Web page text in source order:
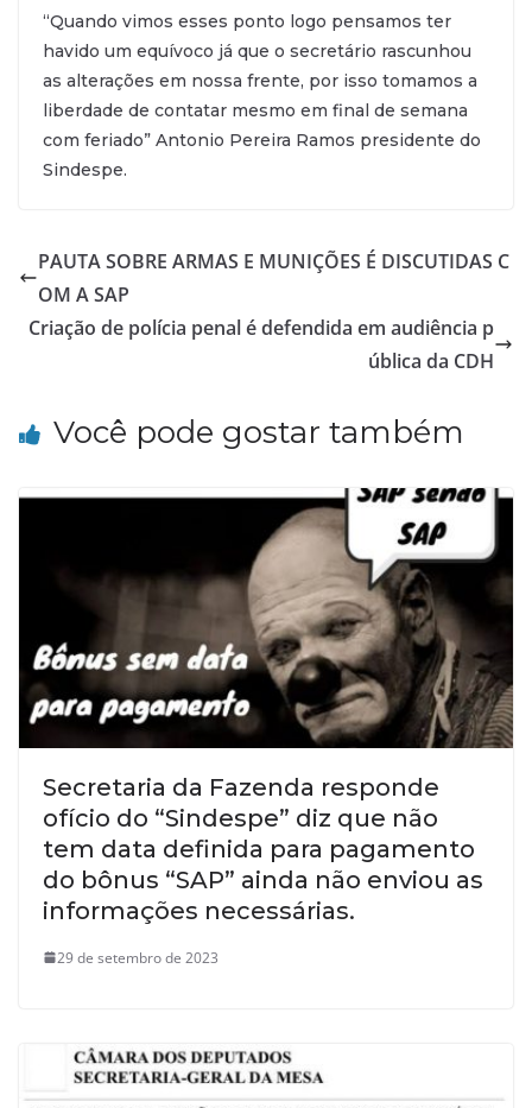
“Quando vimos esses ponto logo pensamos ter
havido um equívoco já que o secretário rascunhou
as alterações em nossa frente, por isso tomamos a
liberdade de contatar mesmo em final de semana
com feriado” Antonio Pereira Ramos presidente do
Sindespe.
PAUTA SOBRE ARMAS E MUNIÇÕES É DISCUTIDAS C
OM A SAP
Criação de polícia penal é defendida em audiência p
ública da CDH
Você pode gostar também
Secretaria da Fazenda responde
ofício do “Sindespe” diz que não
tem data definida para pagamento
do bônus “SAP” ainda não enviou as
informações necessárias.
29 de setembro de 2023